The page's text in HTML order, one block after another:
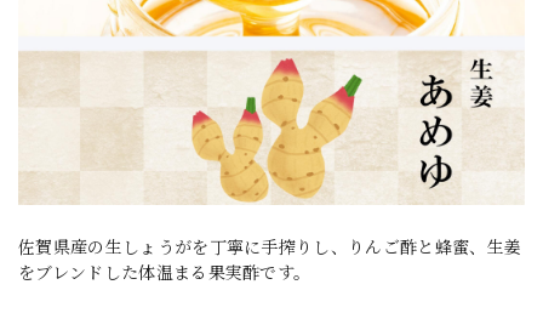
佐賀県産の生しょうがを丁寧に手搾りし、りんご酢と蜂蜜、生姜
をブレンドした体温まる果実酢です。